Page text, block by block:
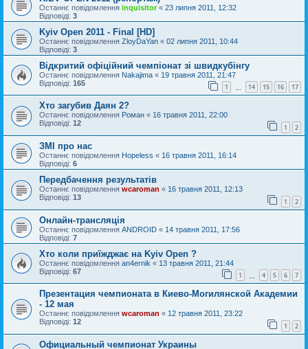
Останнє повідомлення inquisitor« 23 липня 2011, 12:32
Відповіді: 3
Kyiv Open 2011 - Final [HD]
Останнє повідомлення ZloyDaYan « 02 липня 2011, 10:44
Відповіді: 3
Відкритий офіційний чемпіонат зі швидкубінгу
Останнє повідомлення Nakajima « 19 травня 2011, 21:47
Відповіді: 165 1 14 15 16 17
Хто загубив Даян 2?
Останнє повідомлення Роман « 16 травня 2011, 22:00
Відповіді: 12 1 2
ЗМІ про нас
Останнє повідомлення Hopeless « 16 травня 2011, 16:14
Відповіді: 6
Передбачення результатів
Останнє повідомлення wcaroman « 16 травня 2011, 12:13
Відповіді: 13 1 2
Онлайн-трансляція
Останнє повідомлення ANDROID « 14 травня 2011, 17:56
Відповіді: 7
Хто коли приїжджає на Kyiv Open ?
Останнє повідомлення an4ernik « 13 травня 2011, 21:44
Відповіді: 67 1 4 5 6 7
Презентация чемпионата в Киево-Могилянской Академии
- 12 мая
Останнє повідомлення wcaroman « 12 травня 2011, 23:22
Відповіді: 12 1 2
Официальный чемпионат Украины